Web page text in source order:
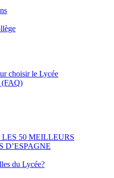
choisir le Lycée
(FAQ)
50 MEILLEURS
D’ESPAGNE
du Lycée?